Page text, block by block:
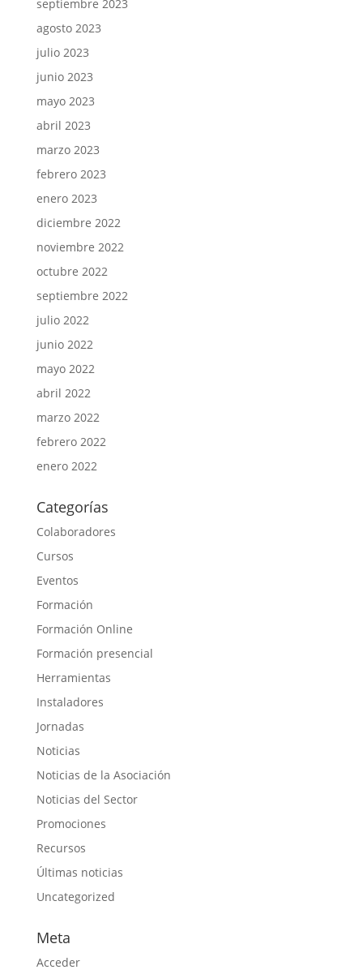
septiembre 2023
agosto 2023
julio 2023
junio 2023
mayo 2023
abril 2023
marzo 2023
febrero 2023
enero 2023
diciembre 2022
noviembre 2022
octubre 2022
septiembre 2022
julio 2022
junio 2022
mayo 2022
abril 2022
marzo 2022
febrero 2022
enero 2022
Categorías
Colaboradores
Cursos
Eventos
Formación
Formación Online
Formación presencial
Herramientas
Instaladores
Jornadas
Noticias
Noticias de la Asociación
Noticias del Sector
Promociones
Recursos
Últimas noticias
Uncategorized
Meta
Acceder